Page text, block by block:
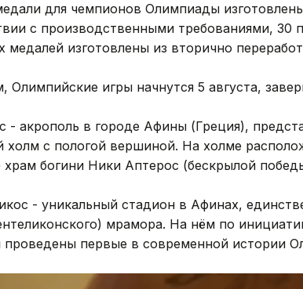
для чемпионов Олимпиады
с производственными требованиями, 30
медалей изготовлены из вторично
Олимпийские игры начнутся 5 августа,
- акрополь в городе Афины (Греция),
холм с пологой вершиной. На холме
храм богини Ники Аптерос (бескрылой
- уникальный стадион в Афинах,
мрамора. На нём по
проведены первые в современной истории